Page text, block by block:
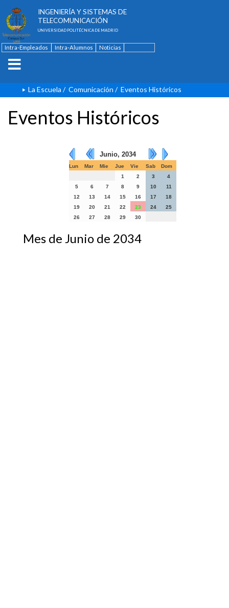
INGENIERÍA Y SISTEMAS DE
TELECOMUNICACIÓN
UNIVERSIDAD POLITÉCNICA DE MADRID
Intra-Empleados Intra-Alumnos
Noticias
La Escuela / Comunicación / Eventos Históricos
Eventos Históricos
Junio, 2034
Lun Mar Mie Jue Vie Sab
Dom
1
2 3
4
5
6 7 8 9 10
11
12
13 14 15 16 17
18
19
20 21 22 23 24
25
26
27 28 29 30
Mes de Junio de 2034